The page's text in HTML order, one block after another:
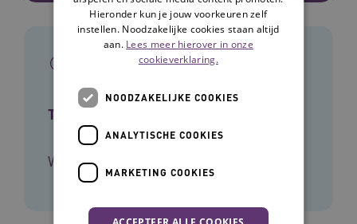
In het kort
Type tool
Website
Hieronder kun je jouw voorkeuren zelf
instellen. Noodzakelijke cookies staan altijd
aan. Lees meer hierover in onze
cookieverklaring.
NOODZAKELIJKE COOKIES
ANALYTISCHE COOKIES
MARKETING COOKIES